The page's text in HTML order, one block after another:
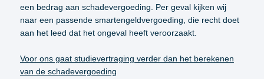
een bedrag aan schadevergoeding. Per geval kijken wij
naar een passende smartengeldvergoeding, die recht doet
aan het leed dat het ongeval heeft veroorzaakt.
Voor ons gaat studievertraging verder dan het berekenen
van de schadevergoeding